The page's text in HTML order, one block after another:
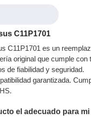
C11P1701
C11P1701 es un
original que cumple con
de fiabilidad y seguridad.
garantizada.
el adecuado para